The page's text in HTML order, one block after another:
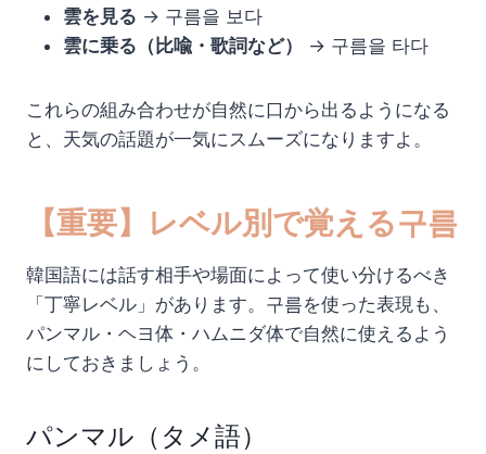
雲を見る → 구름을 보다
雲に乗る（比喩・歌詞など）
→ 구름을 타다
これらの組み合わせが自然に口から出るようになる
と、天気の話題が一気にスムーズになりますよ。
【重要】レベル別で覚える구름
韓国語には話す相手や場面によって使い分けるべき
「丁寧レベル」があります。구름を使った表現も、
パンマル・ヘヨ体・ハムニダ体で自然に使えるよう
にしておきましょう。
パンマル（タメ語）